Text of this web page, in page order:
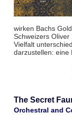
wirken Bachs
Schweizers
Vielfalt
darzustellen: eine
The Secret
Orchestral and